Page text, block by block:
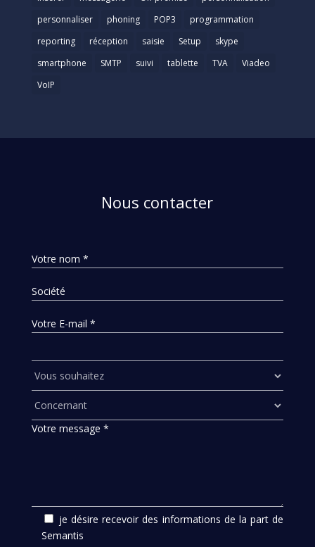
personnaliser
phoning POP3
programmation
reporting
réception saisie Setup
skype
smartphone
SMTP suivi tablette TVA
Viadeo
VoIP
Nous contacter
Votre nom *
Société
Votre E-mail *
Votre message *
je désire recevoir des informations de la part de
Semantis